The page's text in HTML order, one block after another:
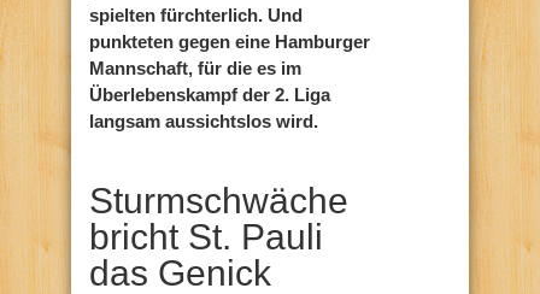
spielten fürchterlich. Und
punkteten gegen eine Hamburger
Mannschaft, für die es im
Überlebenskampf der 2. Liga
langsam aussichtslos wird.
Sturmschwäche
bricht St. Pauli
das Genick